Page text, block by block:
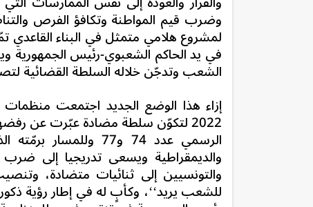
وضرب قيم المواطنة وتكافؤ الفرص
لمشروع هلامي متمثل في البناء
في يد الحاكم الشعبوي-رئيس
الشعب وتدجّن خلاله السلطة القضائية
2022 لتكوّن سلطة مضادة عبّرت عن
الرسمي عدد 74 و77
والديمقراطية ويسعى تدريجيا إلى ضرب
والتونسيين إلى ثنائيات متضادة،
للشعب يريد‘‘، وكأبٍ له في إطار رؤية